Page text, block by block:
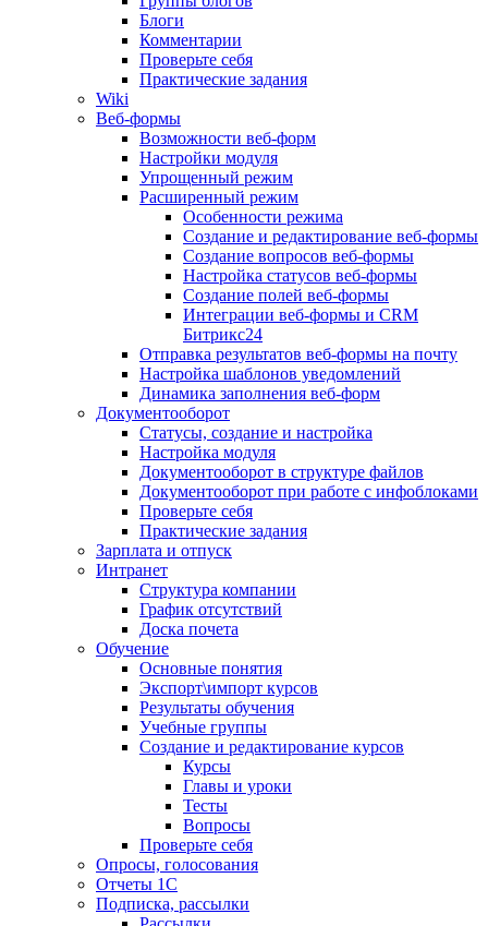
Блоги
Комментарии
Проверьте себя
Практические задания
Wiki
Веб-формы
Возможности веб-форм
Настройки модуля
Упрощенный режим
Расширенный режим
Особенности режима
Создание и редактирование веб-формы
Создание вопросов веб-формы
Настройка статусов веб-формы
Создание полей веб-формы
Интеграции веб-формы и CRM
Битрикс24
Отправка результатов веб-формы на почту
Настройка шаблонов уведомлений
Динамика заполнения веб-форм
Документооборот
Статусы, создание и настройка
Настройка модуля
Документооборот в структуре файлов
Документооборот при работе с инфоблоками
Проверьте себя
Практические задания
Зарплата и отпуск
Интранет
Структура компании
График отсутствий
Доска почета
Обучение
Основные понятия
Экспорт\импорт курсов
Результаты обучения
Учебные группы
Создание и редактирование курсов
Курсы
Главы и уроки
Тесты
Вопросы
Проверьте себя
Опросы, голосования
Отчеты 1С
Подписка, рассылки